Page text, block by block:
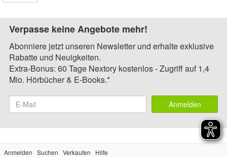
Verpasse keine Angebote mehr!
Abonniere jetzt unseren Newsletter und erhalte exklusive
Rabatte und Neuigkeiten.
Extra-Bonus: 60 Tage Nextory kostenlos - Zugriff auf 1,4
Mio. Hörbücher & E-Books.*
Anmelden
Anmelden Suchen Verkaufen
Hilfe